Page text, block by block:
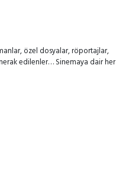
özel dosyalar, röportajlar,
edilenler… Sinemaya dair her